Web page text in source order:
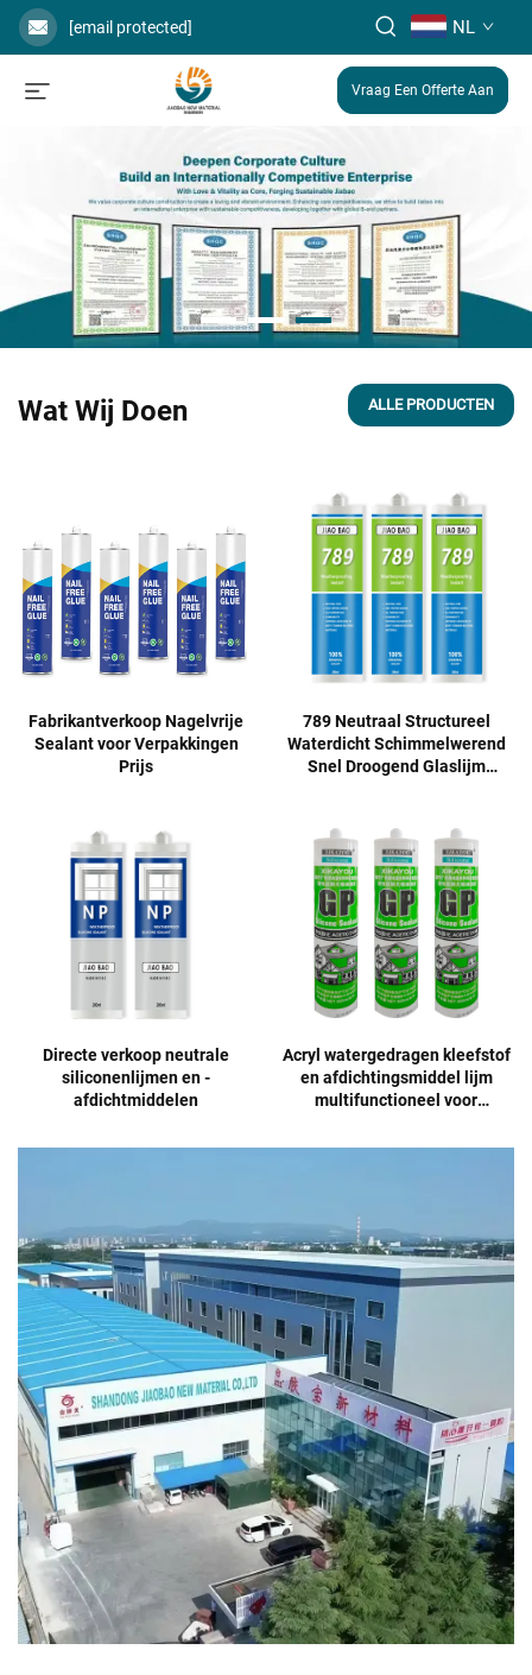
[email protected] NL
Vraag Een Offerte Aan
Wat Wij Doen ALLE PRODUCTEN
Fabrikantverkoop Nagelvrije
Sealant voor Verpakkingen
Prijs
789 Neutraal Structureel
Waterdicht Schimmelwerend
Snel Droogend Glaslijm
Directe verkoop neutrale
siliconenlijmen en -
afdichtmiddelen
Acryl watergedragen kleefstof
en afdichtingsmiddel lijm
multifunctioneel voor